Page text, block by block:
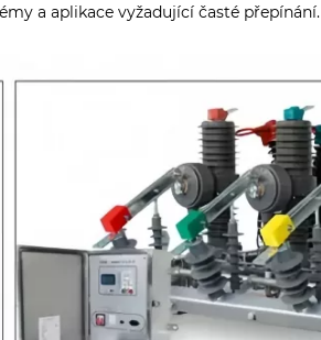
a aplikace vyžadující časté přepínání.